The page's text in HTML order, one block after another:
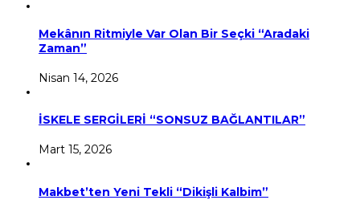
Mekânın Ritmiyle Var Olan Bir Seçki “Aradaki
Zaman”
Nisan 14, 2026
İSKELE SERGİLERİ “SONSUZ BAĞLANTILAR”
Mart 15, 2026
Makbet’ten Yeni Tekli “Dikişli Kalbim”